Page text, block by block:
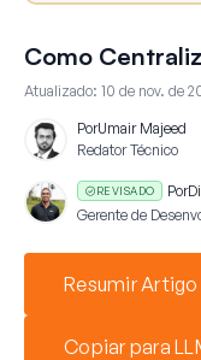
Como
Atualizado: 10 de nov. de
PorUmair Majeed
Redator Técnico
REVISADO Por
Gerente de
Resumir Artigo
Copiar para